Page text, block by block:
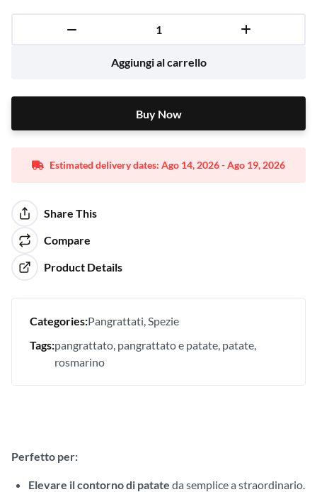
Aggiungi al carrello
Buy Now
Estimated delivery dates: Ago 14, 2026 - Ago 19, 2026
Share This
Compare
Product Details
Categories:Pangrattati Spezie
Tags:pangrattato pangrattato e patate patate
rosmarino
Perfetto per:
Elevare il contorno di patate da semplice a straordinario.